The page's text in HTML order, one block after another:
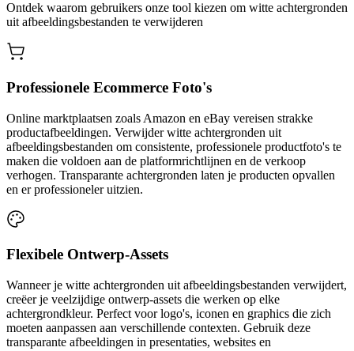
Ontdek waarom gebruikers onze tool kiezen om witte achtergronden
uit afbeeldingsbestanden te verwijderen
Professionele Ecommerce Foto's
Online marktplaatsen zoals Amazon en eBay vereisen strakke
productafbeeldingen. Verwijder witte achtergronden uit
afbeeldingsbestanden om consistente, professionele productfoto's te
maken die voldoen aan de platformrichtlijnen en de verkoop
verhogen. Transparante achtergronden laten je producten opvallen
en er professioneler uitzien.
Flexibele Ontwerp-Assets
Wanneer je witte achtergronden uit afbeeldingsbestanden verwijdert,
creëer je veelzijdige ontwerp-assets die werken op elke
achtergrondkleur. Perfect voor logo's, iconen en graphics die zich
moeten aanpassen aan verschillende contexten. Gebruik deze
transparante afbeeldingen in presentaties, websites en